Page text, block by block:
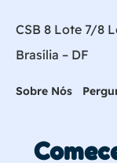
CSB 8 Lote 7/8
Brasília – DF
Sobre Nós